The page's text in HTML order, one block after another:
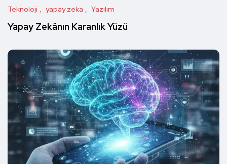
Teknoloji yapay zeka Yazılım
Yapay Zekânın Karanlık Yüzü